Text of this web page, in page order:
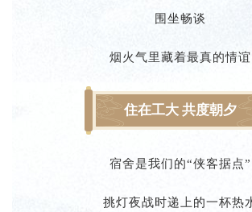
围坐畅谈
烟火气里藏着最真的情谊
住在工大 共度朝夕
宿舍是我们的“侠客据点”
挑灯夜战时递上的一杯热